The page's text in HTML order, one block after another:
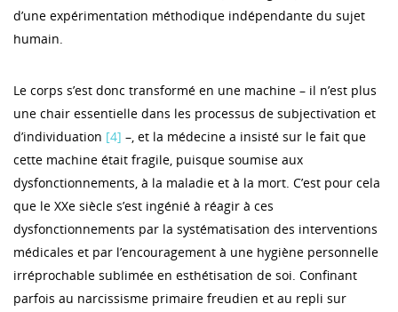
d’une expérimentation méthodique indépendante du sujet
humain.
Le corps s’est donc transformé en une machine – il n’est plus
une chair essentielle dans les processus de subjectivation et
d’individuation [4] –, et la médecine a insisté sur le fait que
cette machine était fragile, puisque soumise aux
dysfonctionnements, à la maladie et à la mort. C’est pour cela
que le XXe siècle s’est ingénié à réagir à ces
dysfonctionnements par la systématisation des interventions
médicales et par l’encouragement à une hygiène personnelle
irréprochable sublimée en esthétisation de soi. Confinant
parfois au narcissisme primaire freudien et au repli sur